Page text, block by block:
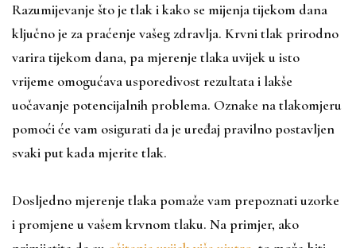
Razumijevanje što je tlak i kako se mijenja tijekom dana
ključno je za praćenje vašeg zdravlja. Krvni tlak prirodno
varira tijekom dana, pa mjerenje tlaka uvijek u isto
vrijeme omogućava usporedivost rezultata i lakše
uočavanje potencijalnih problema. Oznake na tlakomjeru
pomoći će vam osigurati da je uređaj pravilno postavljen
svaki put kada mjerite tlak.
Dosljedno mjerenje tlaka pomaže vam prepoznati uzorke
i promjene u vašem krvnom tlaku. Na primjer, ako